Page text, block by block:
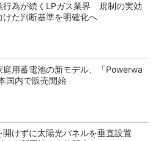
行為が続くLPガス業界 規制の実効
けた判断基準を明確化へ
庭用蓄電池の新モデル、「Powerwa
国内で販売開始
開けずに太陽光パネルを垂直設置